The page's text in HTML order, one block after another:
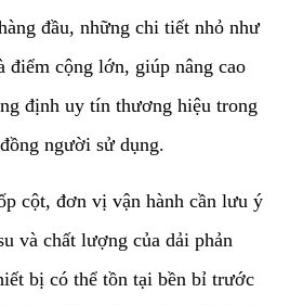
đầu, những chi tiết nhỏ như
điểm cộng lớn, giúp nâng cao
định uy tín thương hiệu trong
người sử dụng.
cột, đơn vị vận hành cần lưu ý
và chất lượng của dải phản
bị có thể tồn tại bền bỉ trước